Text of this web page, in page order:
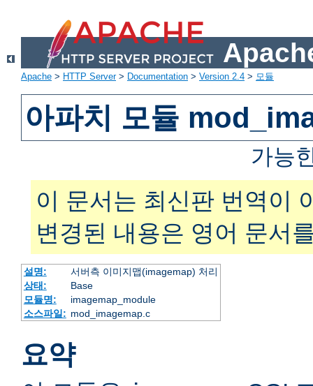
Apache > HTTP Server> Documentation > Version 2.4 > 모듈
아파치 모듈
가능
이 문서는 최신판 번역이
변경된 내용은 영어 문서
설명:
서버측 이미지맵(imagemap) 처리
상태:
Base
모듈명:
imagemap_module
소스파일: mod_imagemap.c
요약